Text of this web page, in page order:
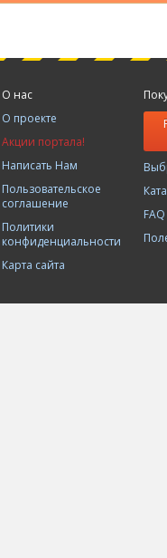
О нас
О проекте
Акции портала!
Написать Нам
Пользовательское
соглашение
Политики
конфиденциальности
Карта сайта
FAQ